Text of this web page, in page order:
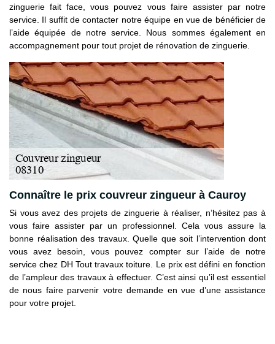
zinguerie fait face, vous pouvez vous faire assister par notre
service. Il suffit de contacter notre équipe en vue de bénéficier de
l’aide équipée de notre service. Nous sommes également en
accompagnement pour tout projet de rénovation de zinguerie.
Connaître le prix couvreur zingueur à Cauroy
Si vous avez des projets de zinguerie à réaliser, n’hésitez pas à
vous faire assister par un professionnel. Cela vous assure la
bonne réalisation des travaux. Quelle que soit l’intervention dont
vous avez besoin, vous pouvez compter sur l’aide de notre
service chez DH Tout travaux toiture. Le prix est défini en fonction
de l’ampleur des travaux à effectuer. C’est ainsi qu’il est essentiel
de nous faire parvenir votre demande en vue d’une assistance
pour votre projet.